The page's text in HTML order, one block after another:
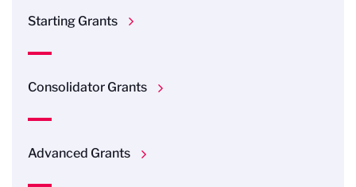
Starting Grants
Consolidator Grants
Advanced Grants